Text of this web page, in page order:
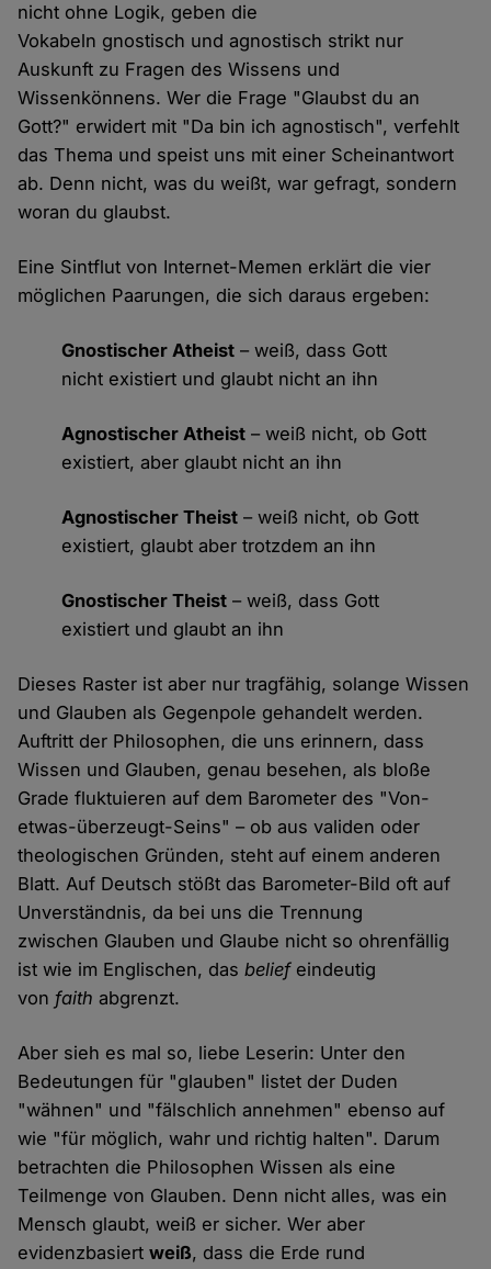
nicht ohne Logik, geben die
Vokabeln gnostisch und agnostisch strikt nur
Auskunft zu Fragen des Wissens und
Wissenkönnens. Wer die Frage "Glaubst du an
Gott?" erwidert mit "Da bin ich agnostisch", verfehlt
das Thema und speist uns mit einer Scheinantwort
ab. Denn nicht, was du weißt, war gefragt, sondern
woran du glaubst.
Eine Sintflut von Internet-Memen erklärt die vier
möglichen Paarungen, die sich daraus ergeben:
Gnostischer Atheist – weiß, dass Gott
nicht existiert und glaubt nicht an ihn
Agnostischer Atheist – weiß nicht, ob Gott
existiert, aber glaubt nicht an ihn
Agnostischer Theist – weiß nicht, ob Gott
existiert, glaubt aber trotzdem an ihn
Gnostischer Theist – weiß, dass Gott
existiert und glaubt an ihn
Dieses Raster ist aber nur tragfähig, solange Wissen
und Glauben als Gegenpole gehandelt werden.
Auftritt der Philosophen, die uns erinnern, dass
Wissen und Glauben, genau besehen, als bloße
Grade fluktuieren auf dem Barometer des "Von-
etwas-überzeugt-Seins" – ob aus validen oder
theologischen Gründen, steht auf einem anderen
Blatt. Auf Deutsch stößt das Barometer-Bild oft auf
Unverständnis, da bei uns die Trennung
zwischen Glauben und Glaube nicht so ohrenfällig
ist wie im Englischen, dasbeliefeindeutig
von faith abgrenzt.
Aber sieh es mal so, liebe Leserin: Unter den
Bedeutungen für "glauben" listet der Duden
"wähnen" und "fälschlich annehmen" ebenso auf
wie "für möglich, wahr und richtig halten". Darum
betrachten die Philosophen Wissen als eine
Teilmenge von Glauben. Denn nicht alles, was ein
Mensch glaubt, weiß er sicher. Wer aber
evidenzbasiertweiß, dass die Erde rund